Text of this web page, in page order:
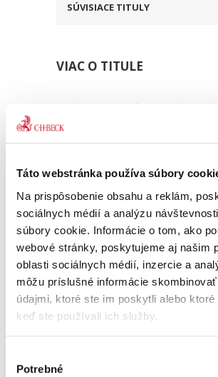
Táto webstránka používa súbory
Na prispôsobenie obsahu a reklám,
sociálnych médií a analýzu
súbory cookie. Informácie o tom, ako
webové stránky, poskytujeme aj našim
oblasti sociálnych médií, inzercie a
môžu príslušné informácie
údajmi, ktoré ste im poskytli alebo
keď ste používali ich služby.
súhlasu
Potrebné
SÚVISIACE TITULY
trestného práva...
24,00 € s DPH
22,86 €bez DPH
VIAC O TITULE
Cieľom monografie je analyzovať
inštitúty zániku trestnosti, ich
podmienky aplikácie a miesto v
venovaná ich funkcii, účelu a
uplatňovaniu, ako aj otázkam,
vyvolávajú v teoretickej aj
Monografia venuje pozornosť
zániku trestnosti v ich súčasnej
nevynecháva ani historické
Obsahuje tiež analýzu uznesení o
trestného stíhania v prípravnom
premlčania trestného stíhania vo